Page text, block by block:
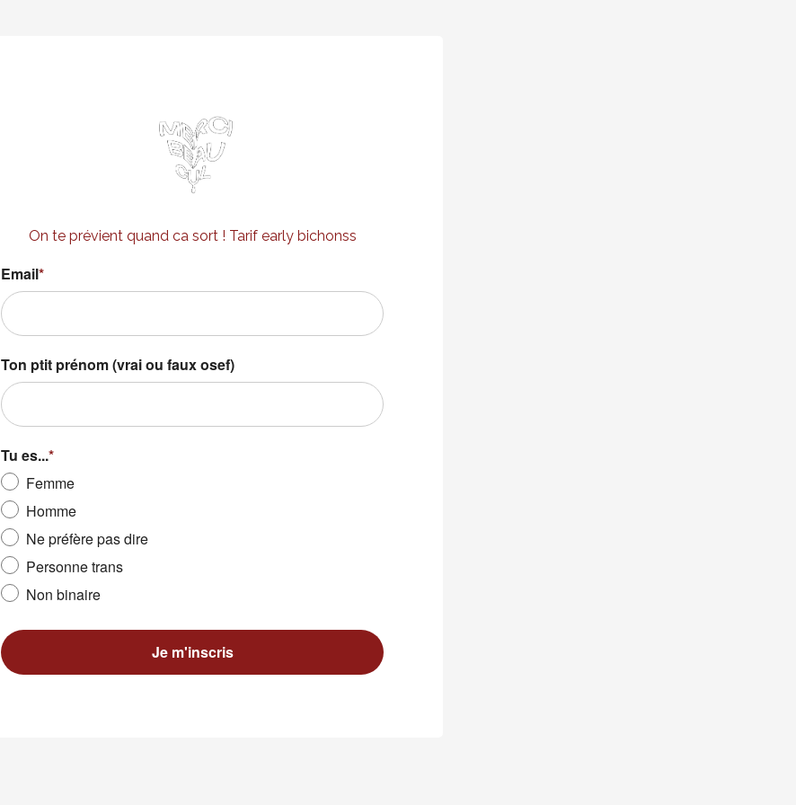
On te prévient quand ca sort ! Tarif early bichonss
Email*
Ton ptit prénom (vrai ou faux osef)
Tu es...*
Femme
Homme
Ne préfère pas dire
Personne trans
Non binaire
Je m'inscris